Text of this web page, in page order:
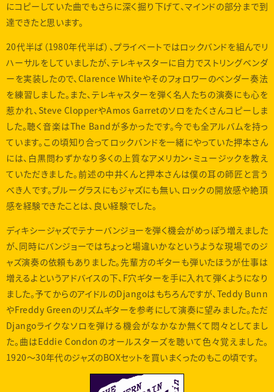
にコピーしていた曲でもさらに深く掘り下げて、マインドの部分まで到
達できたと思います。
20代半ば（1980年代半ば）、プライベートではロックバンドを組んでリ
ハーサルをしていましたが、テレキャスターに自力でストリングベンダ
ーを実装したので、Clarence Whiteやそのフォロワーのベンダー奏法
を練習しました。また、テレキャスターを弾く名人たちの演奏にも心を
惹かれ、Steve ClopperやAmos Garretのソロをたくさんコピーしま
した。聴く音楽はThe Bandが多かったです。今でも全アルバムを持っ
ています。この頃知り合ってロックバンドを一緒にやっていた押本さん
には、白黒問わずかなり多くの上質なアメリカン・ミュージックを教え
ていただきました。前述の中井くんと押本さんは僕の耳の師匠と言う
べき人です。ブルーグラスにもジャズにも無い、ロックの開放感や絶頂
感を経験できたことは、良い経験でした。
ディキシージャズでテナーバンジョーを弾く機会がめっぽう増えました
が、同時にバンジョーではちょっと場違いかなというような現場でのジ
ャズ演奏の依頼もありました。先輩方のギターも弾いたほうが仕事は
増えるよというアドバイスの下、F穴ギターを手に入れて弾くようになり
ました。予てからのアイドルのDjangoはもちろんですが、Teddy Bunn
やFreddy Greenのリズムギターを参考にして演奏に望みました。ただ
Djangoライクなソロを弾ける機会がなかなか無くて悶々としてまし
た。曲はEddie Condonのオールスターズを聴いて色々覚えました。
1920〜30年代のジャズのBOXセットを買いまくったのもこの頃です。